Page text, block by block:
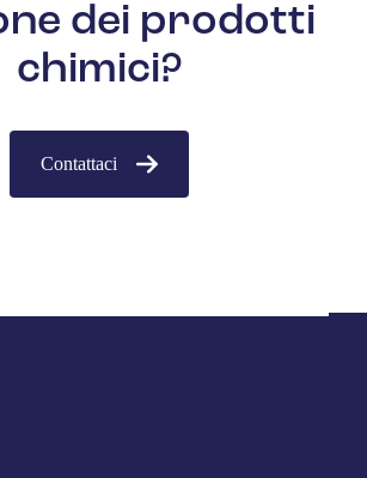
dei prodotti
chimici?
Contattaci